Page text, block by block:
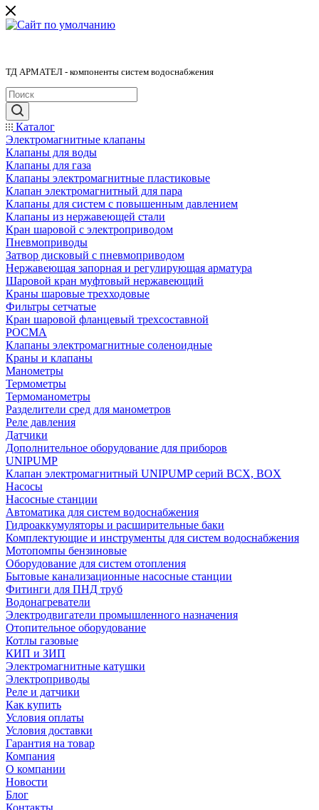
ТД АРМАТЕЛ - компоненты систем водоснабжения
Каталог
Электромагнитные клапаны
Клапаны для воды
Клапаны для газа
Клапаны электромагнитные пластиковые
Клапан электромагнитный для пара
Клапаны для систем с повышенным давлением
Клапаны из нержавеющей стали
Кран шаровой с электроприводом
Пневмоприводы
Затвор дисковый с пневмоприводом
Нержавеющая запорная и регулирующая арматура
Шаровой кран муфтовый нержавеющий
Краны шаровые трехходовые
Фильтры сетчатые
Кран шаровой фланцевый трехсоставной
РОСМА
Клапаны электромагнитные соленоидные
Краны и клапаны
Манометры
Термометры
Термоманометры
Разделители сред для манометров
Реле давления
Датчики
Дополнительное оборудование для приборов
UNIPUMP
Клапан электромагнитный UNIPUMP серий BCX, BOX
Насосы
Насосные станции
Автоматика для систем водоснабжения
Гидроаккумуляторы и расширительные баки
Комплектующие и инструменты для систем водоснабжения
Мотопомпы бензиновые
Оборудование для систем отопления
Бытовые канализационные насосные станции
Фитинги для ПНД труб
Водонагреватели
Электродвигатели промышленного назначения
Отопительное оборудование
Котлы газовые
КИП и ЗИП
Электромагнитные катушки
Электроприводы
Реле и датчики
Как купить
Условия оплаты
Условия доставки
Гарантия на товар
Компания
О компании
Новости
Блог
Контакты